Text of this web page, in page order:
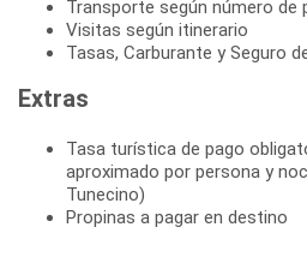
Transporte según número de
Visitas según itinerario
Tasas, Carburante y Seguro
Extras
Tasa turística de pago
aproximado por persona y
Tunecino)
Propinas a pagar en destino